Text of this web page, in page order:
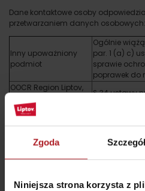
Zgoda
Niniejsza strona korzysta z
Dane kontaktowe osoby
przetwarzaniem danych
Inny upoważniony
podmiot
Ogólnie
par. 1 (a) c)
sprawie
poprawek do
OOCR Region Liptov,
42 Liptovský Mikuláš
IČO: 42219906
§ 34 ustawy
ochrony
Zostań na Liptowie!